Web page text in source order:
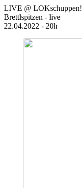
LIVE @ LOKschuppen!
Brettlspitzen - live
22.04.2022 - 20h